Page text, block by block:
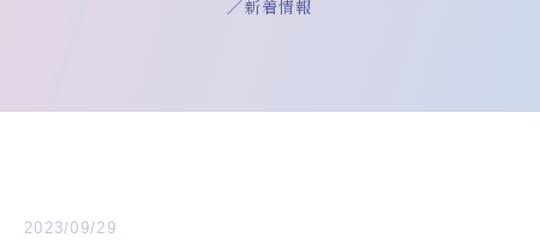
／新着情報
2023/09/29